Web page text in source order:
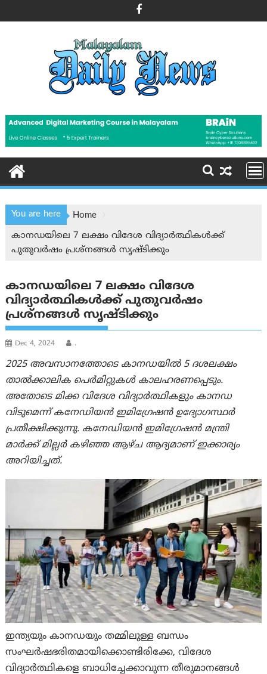
to
You are here
Home
കാനഡയിലെ 7 ലക്ഷം വിദേശ വിദ്യാർത്ഥികൾക്ക്
പുതുവർഷം പ്രശ്‌നങ്ങൾ സൃഷ്ടിക്കും
കാനഡയിലെ 7 ലക്ഷം വിദേശ
വിദ്യാർത്ഥികൾക്ക് പുതുവർഷം
പ്രശ്‌നങ്ങൾ സൃഷ്ടിക്കും
Dec 4, 2024 .
2025 അവസാനത്തോടെ കാനഡയിൽ 5 ദശലക്ഷം
താൽക്കാലിക പെർമിറ്റുകൾ കാലഹരണപ്പെടും.
അതോടെ മിക്ക വിദേശ വിദ്യാർത്ഥികളും കാനഡ
വിടുമെന്ന് കനേഡിയൻ ഇമിഗ്രേഷൻ ഉദ്യോഗസ്ഥർ
പ്രതീക്ഷിക്കുന്നു. കനേഡിയൻ ഇമിഗ്രേഷൻ മന്ത്രി
മാർക്ക് മില്ലർ കഴിഞ്ഞ ആഴ്ച ആദ്യമാണ് ഇക്കാര്യം
അറിയിച്ചത്.
ഇന്ത്യയും കാനഡയും തമ്മിലുള്ള ബന്ധം
സംഘര്‍ഷഭരിതമായിക്കൊണ്ടിരിക്കേ, വിദേശ
വിദ്യാര്‍ത്ഥികളെ ബാധിച്ചേക്കാവുന്ന തീരുമാനങ്ങള്‍